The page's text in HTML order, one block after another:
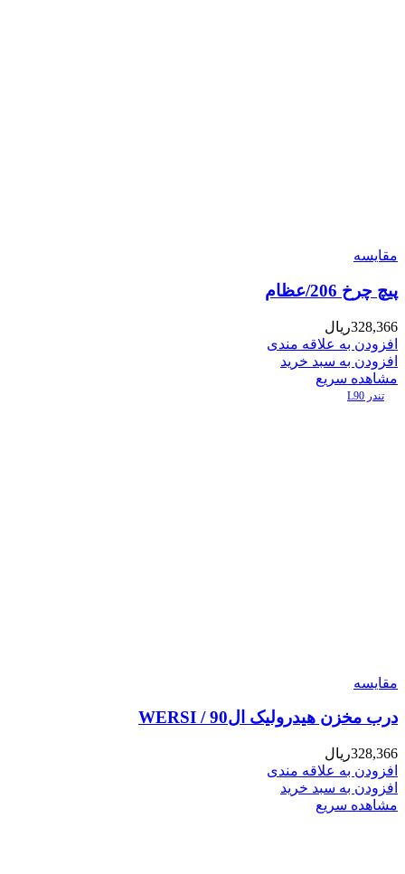
مقایسه
پیچ چرخ 206/عظام
328,366ریال
افزودن به علاقه مندی
افزودن به سبد خرید
مشاهده سریع
تندر L90
مقایسه
درب مخزن هیدرولیک ال90 / WERSI
328,366ریال
افزودن به علاقه مندی
افزودن به سبد خرید
مشاهده سریع